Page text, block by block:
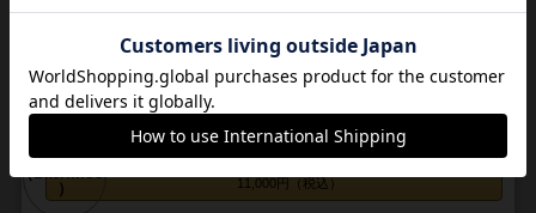
ニ短調K626」の第一〜第五楽章の最後...
157
興味あり
249
経験あり
58 201
カートに追加する
11,000円（税込）